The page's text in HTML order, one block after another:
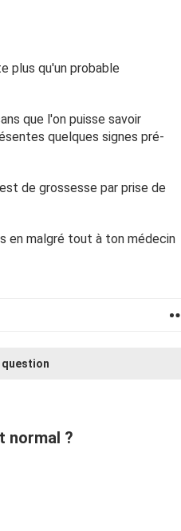
de mon utérus "gonflés",
Mais, ce mois-ci je n'ai pas
mois j'en ai toujours eux soit 1,
jours de celles-ci.
que quelqu'un puisse m'aider.
plus qu'un probable
que l'on puisse savoir
quelques signes pré-
de grossesse par prise de
en malgré tout à ton médecin
normal ?